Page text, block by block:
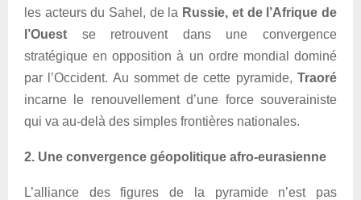
les acteurs du Sahel, de la Russie, et de l’Afrique de
l’Ouest se retrouvent dans une convergence
stratégique en opposition à un ordre mondial dominé
par l’Occident. Au sommet de cette pyramide, Traoré
incarne le renouvellement d’une force souverainiste
qui va au-delà des simples frontières nationales.
2. Une convergence géopolitique afro-eurasienne
L’alliance des figures de la pyramide n’est pas